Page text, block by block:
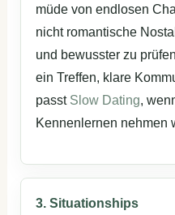
müde von endlosen
nicht romantische
und bewusster zu
ein Treffen, klare
passt Slow Dating,
Kennenlernen nehmen
3. Situationships